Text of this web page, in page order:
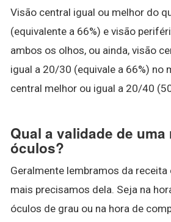
Visão central igual ou melhor do
(equivalente a 66%) e visão
ambos os olhos, ou ainda, visão
igual a 20/30 (equivale a 66%) no
central melhor ou igual a 20/40
Qual a validade de
óculos?
Geralmente lembramos da
mais precisamos dela. Seja na
óculos de grau ou na hora de